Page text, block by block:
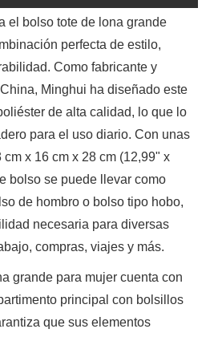
el bolso tote de lona grande
perfecta de estilo,
Como fabricante y
Minghui ha diseñado este
de alta calidad, lo que lo
para el uso diario. Con unas
x 16 cm x 28 cm (12,99" x
bolso se puede llevar como
de hombro o bolso tipo hobo,
necesaria para diversas
compras, viajes y más.
grande para mujer cuenta con
principal con bolsillos
que sus elementos